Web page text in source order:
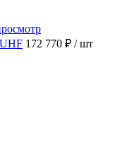
172 770 ₽ / шт